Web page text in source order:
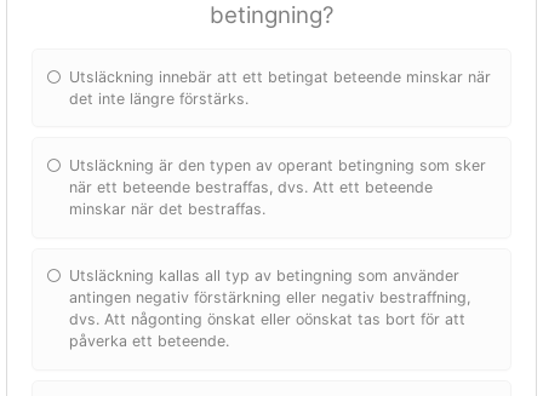
betingning?
Utsläckning innebär att ett betingat beteende minskar när
det inte längre förstärks.
Utsläckning är den typen av operant betingning som sker
när ett beteende bestraffas, dvs. Att ett beteende
minskar när det bestraffas.
Utsläckning kallas all typ av betingning som använder
antingen negativ förstärkning eller negativ bestraffning,
dvs. Att någonting önskat eller oönskat tas bort för att
påverka ett beteende.